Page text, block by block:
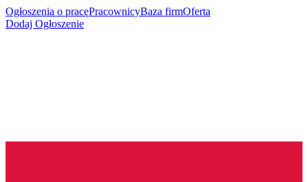
Ogłoszenia o pracęPracownicyBaza firmOferta
Dodaj Ogłoszenie